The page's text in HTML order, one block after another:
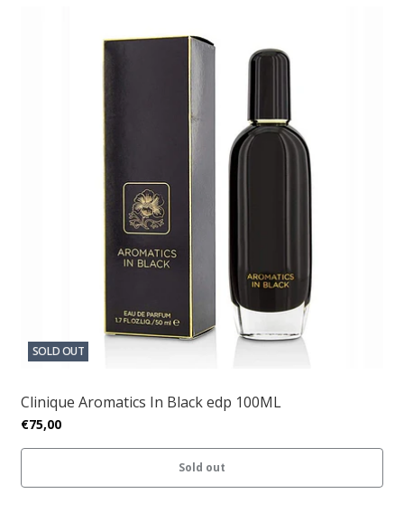
SOLD OUT
Clinique Aromatics In Black edp 100ML
€75,00
Sold out